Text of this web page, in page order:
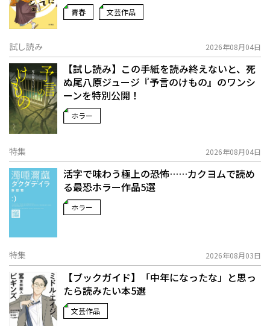
青春 文芸作品
試し読み 2026年08月04日
【試し読み】この手紙を読み終えないと、死
ぬ――尾八原ジュージ『予言のけもの』のワンシ
ーンを特別公開！
ホラー
特集 2026年08月04日
活字で味わう極上の恐怖……カクヨムで読め
る最恐ホラー作品5選
ホラー
特集 2026年08月03日
【ブックガイド】「中年になったな」と思っ
たら読みたい本5選
文芸作品